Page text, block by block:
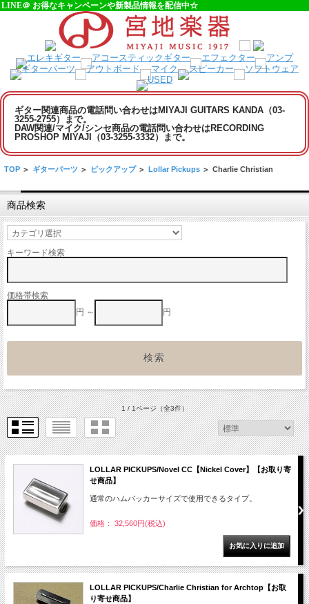
LINE＠ お得なキャンペーンや新製品情報を配信中☆
ギター関連商品の電話問い合わせはMIYAJI GUITARS KANDA（03-
3255-2755）まで。
DAW関連/マイク/シンセ商品の電話問い合わせはRECORDING
PROSHOP MIYAJI（03-3255-3332）まで。
TOP > ギターパーツ > ピックアップ > Lollar Pickups > Charlie Christian
商品検索
キーワード検索
価格帯検索
円 ～
円
1 / 1ページ（全3件）
LOLLAR PICKUPS/Novel CC【Nickel Cover】【お取り寄
せ商品】
通常のハムバッカーサイズで使用できるタイプ。
価格： 32,560円(税込)
LOLLAR PICKUPS/Charlie Christian for Archtop【お取
り寄せ商品】